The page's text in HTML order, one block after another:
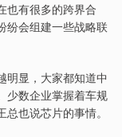
也有很多的跨界合
纷会组建一些战略联
明显，大家都知道中
少数企业掌握着车规
也说芯片的事情。